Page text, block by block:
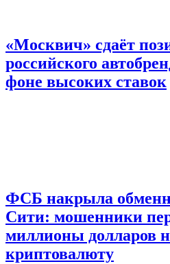
«Москвич» сдаёт
российского
фоне высоких ставок
ФСБ накрыла
Сити: мошенники
миллионы долларов
криптовалюту